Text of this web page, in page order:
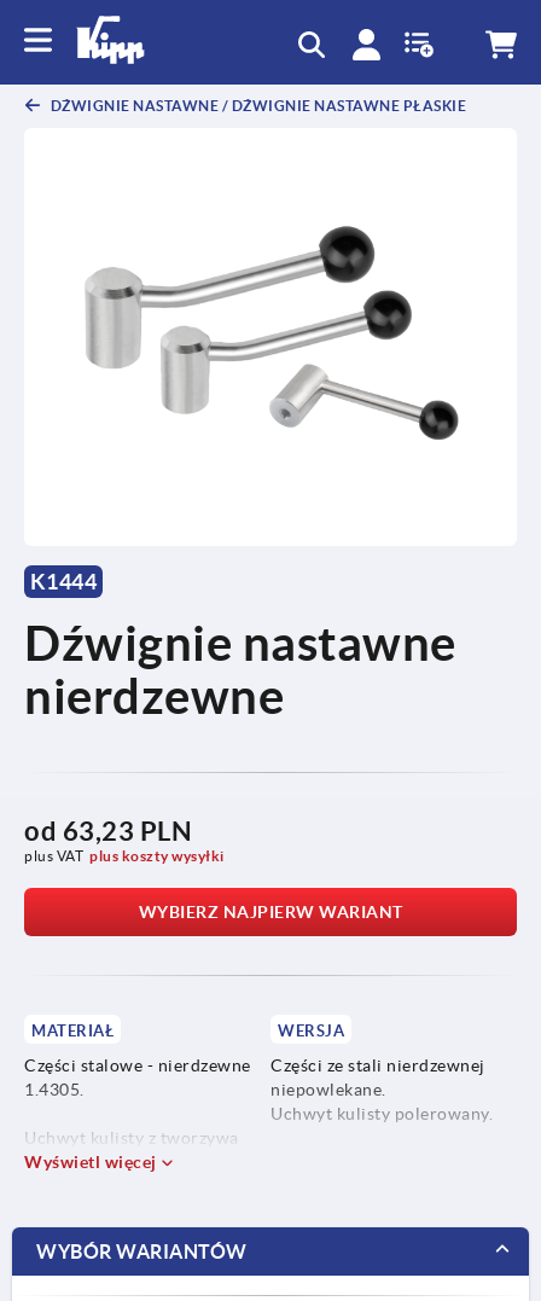
DŹWIGNIE NASTAWNE / DŹWIGNIE NASTAWNE PŁASKIE
K1444
Dźwignie nastawne
nierdzewne
od 63,23 PLN
plus VAT plus koszty wysyłki
WYBIERZ NAJPIERW WARIANT
MATERIAŁ
Części stalowe - nierdzewne
1.4305.
Uchwyt kulisty z tworzywa
sztucznego, czarna.
WERSJA
Części ze stali nierdzewnej
niepowlekane.
Uchwyt kulisty polerowany.
Wyświetl więcej
WYBÓR WARIANTÓW